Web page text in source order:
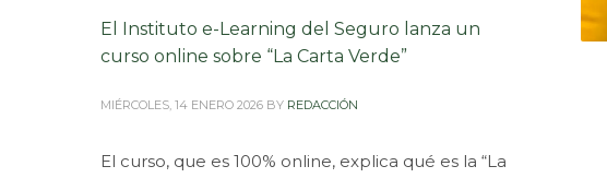
El Instituto e-Learning del Seguro lanza un
curso online sobre “La Carta Verde”
MIÉRCOLES, 14 ENERO 2026 BY REDACCIÓN
El curso, que es 100% online, explica qué es la “La